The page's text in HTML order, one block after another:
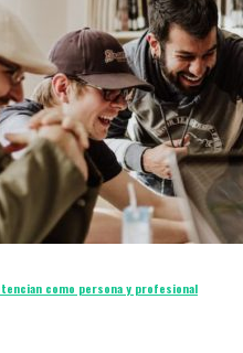
como persona y profesional